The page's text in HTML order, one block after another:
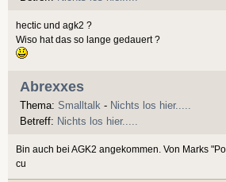
hectic und agk2 ?
Wiso hat das so lange gedauert ?
Abrexxes
Thema: Smalltalk - Nichts los hier.....
Betreff: Nichts los hier.....
Bin auch bei AGK2 angekommen. Von Marks
cu